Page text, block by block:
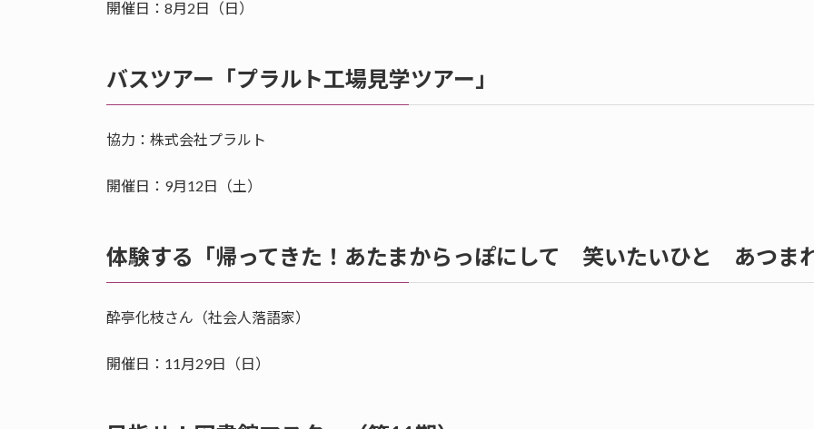
開催日：8月2日（日）
バスツアー「プラルト工場見学ツアー」
協力：株式会社プラルト
開催日：9月12日（土）
体験する「帰ってきた！あたまからっぽにして 笑いたいひと あつま
酔亭化枝さん（社会人落語家）
開催日：11月29日（日）